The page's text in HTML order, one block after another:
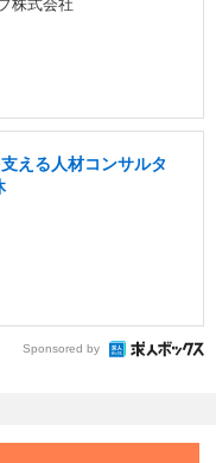
株式会社
える人材コンサルタ
Sponsored by